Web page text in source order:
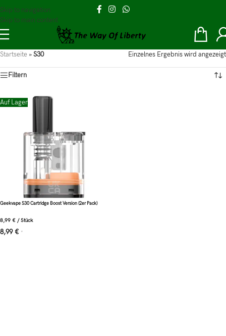
Skip to navigation
Skip to main content
Startseite »S30 Einzelnes Ergebnis wird angezeigt
Filtern
Auf Lager
Geekvape S30 Cartridge Boost Version (2er Pack)
8,99 € /Stück
8,99 € *